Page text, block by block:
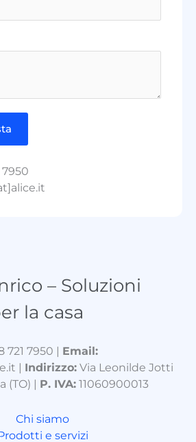
7950
– Soluzioni
la casa
721 7950 | Email:
| Indirizzo: Via Leonilde Jotti
(TO) | P. IVA: 11060900013
Chi siamo
e servizi